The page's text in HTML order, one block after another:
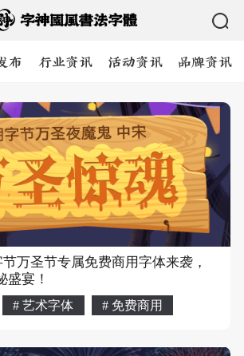
布 行业资讯 活动资讯 品牌资讯
万圣节专属免费商用字体来袭，
盛宴！
# 艺术字体 # 免费商用